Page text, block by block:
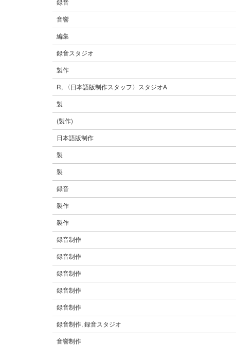
録音
音響
編集
録音スタジオ
製作
R, 〈日本語版制作スタッフ〉スタジオA
製
(製作)
日本語版制作
製
製
録音
製作
製作
録音制作
録音制作
録音制作
録音制作
録音制作
録音制作, 録音スタジオ
音響制作